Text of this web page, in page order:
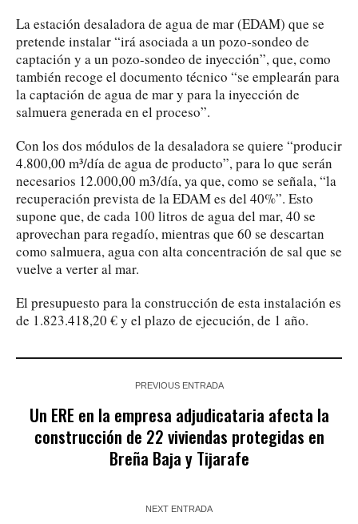
La estación desaladora de agua de mar (EDAM) que se
pretende instalar “irá asociada a un pozo-sondeo de
captación y a un pozo-sondeo de inyección”, que, como
también recoge el documento técnico “se emplearán para
la captación de agua de mar y para la inyección de
salmuera generada en el proceso”.
Con los dos módulos de la desaladora se quiere “producir
4.800,00 m³/día de agua de producto”, para lo que serán
necesarios 12.000,00 m3/día, ya que, como se señala, “la
recuperación prevista de la EDAM es del 40%”. Esto
supone que, de cada 100 litros de agua del mar, 40 se
aprovechan para regadío, mientras que 60 se descartan
como salmuera, agua con alta concentración de sal que se
vuelve a verter al mar.
El presupuesto para la construcción de esta instalación es
de 1.823.418,20 € y el plazo de ejecución, de 1 año.
PREVIOUS ENTRADA
Un ERE en la empresa adjudicataria afecta la
construcción de 22 viviendas protegidas en
Breña Baja y Tijarafe
NEXT ENTRADA